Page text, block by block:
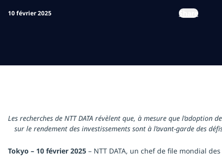
10 février 2025 Share
Les recherches de NTT DATA révèlent que, à mesure que l’adoption
sur le rendement des investissements sont à l’avant-garde des
Tokyo – 10 février 2025 – NTT DATA, un chef de file mondial